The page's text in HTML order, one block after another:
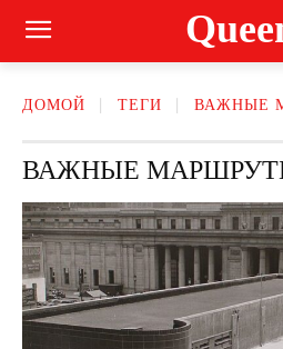
ДОМОЙ ТЕГИ ВАЖНЫЕ
ВАЖНЫЕ